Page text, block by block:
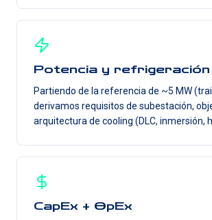
Potencia y refrigeración
Partiendo de la referencia de ~5 MW
derivamos requisitos de subestación,
arquitectura de cooling (DLC, inmersión,
CapEx + OpEx